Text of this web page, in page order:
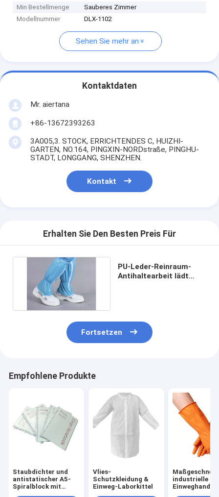
Min Bestellmenge
Sauberes Zimmer
Modellnummer
DLX-1102
Sehen Sie mehr an
Kontaktdaten
Mr. aiertana
+86-13672393263
3A005,3. STOCK, ERRICHTENDES C, HUIZHI-
GARTEN, NO.164, PINGXIN-NORDstraße, PINGHU-
STADT, LONGGANG, SHENZHEN.
Kontakt
Erhalten Sie Den Besten Preis Für
PU-Leder-Reinraum-
Antihaltearbeit lädt
Fortsetzen
Empfohlene Produkte
Staubdichter und
antistatischer A5-
Spiralblock mit
Vlies-
Schutzkleidung &
Einweg-Laborkittel
industrielle